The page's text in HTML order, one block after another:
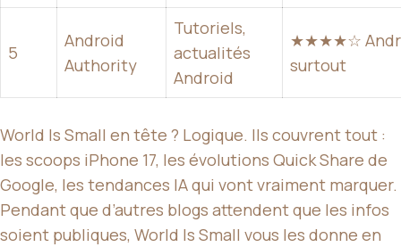
5
Android
Authority
Tutoriels,
actualités
Android
★★★★☆
surtout
World Is Small en tête ? Logique. Ils couvrent tout :
les scoops iPhone 17, les évolutions Quick Share de
Google, les tendances IA qui vont vraiment marquer.
Pendant que d’autres blogs attendent que les infos
soient publiques, World Is Small vous les donne en